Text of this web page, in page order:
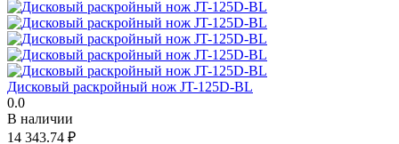
Дисковый раскройный нож JT-125D-BL
0.0
В наличии
14 343.74 ₽